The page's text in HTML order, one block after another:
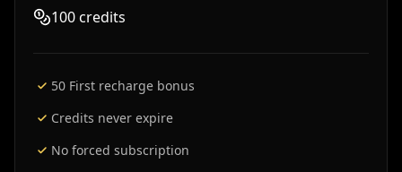
100credits
50 First recharge bonus
Credits never expire
No forced subscription